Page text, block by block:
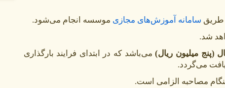
طریق سامانه آموزش‌های مجازی موسسه انجام می‌شود.
شد.
می‌باشد که در ابتدای فرایند بارگذاری
می‌گردد.
مصاحبه الزامی است.